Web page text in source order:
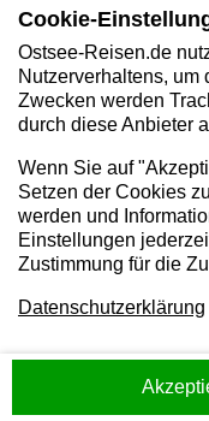
Cookie-
Ostsee-Reisen.de
Nutzerverhaltens, um
Zwecken werden
durch diese Anbieter
Wenn Sie auf
Setzen der Cookies
werden und
Einstellungen
Zustimmung für die
Datenschutzerklärung